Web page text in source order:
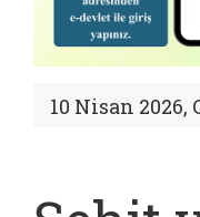
10 Nisan 2026,